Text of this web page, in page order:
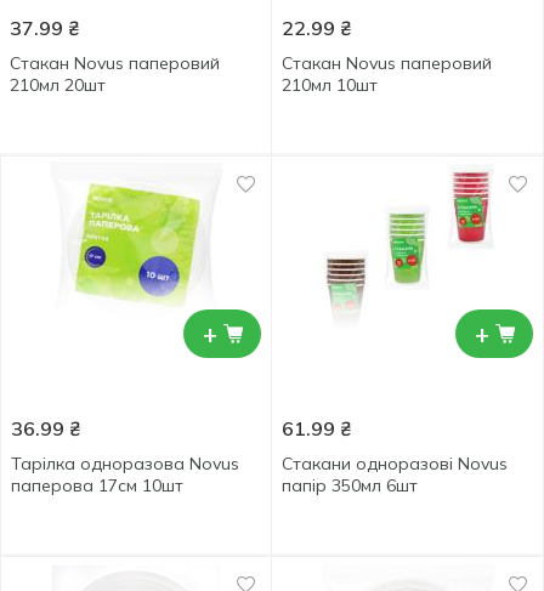
37.99 ₴
Стакан Novus паперовий
210мл 20шт
22.99 ₴
Стакан Novus паперовий
210мл 10шт
+
36.99 ₴
Тарілка одноразова Novus
паперова 17см 10шт
+
61.99 ₴
Стакани одноразові Novus
папір 350мл 6шт